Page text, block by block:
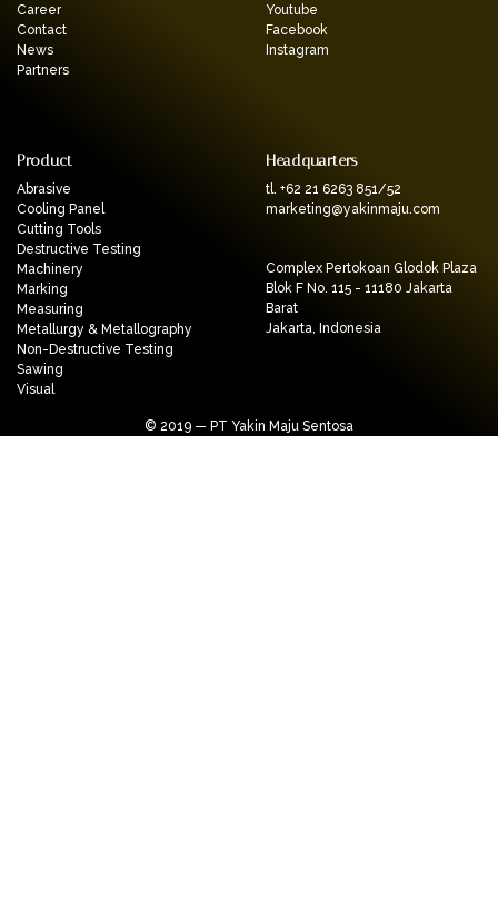
Career
Contact
News
Partners
Youtube
Facebook
Instagram
Product
Abrasive
Cooling Panel
Cutting Tools
Destructive Testing
Machinery
Marking
Measuring
Metallurgy & Metallography
Non-Destructive Testing
Sawing
Visual
Headquarters
tl. +62 21 6263 851/52
marketing@yakinmaju.com
Complex Pertokoan Glodok Plaza
Blok F No. 115 - 11180 Jakarta
Barat
Jakarta, Indonesia
© 2019 — PT Yakin Maju Sentosa